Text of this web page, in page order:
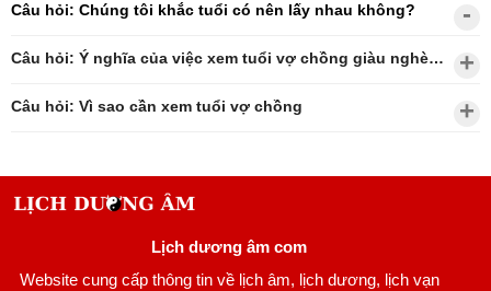
Câu hỏi: Chúng tôi khắc tuổi có nên lấy nhau không?
Câu hỏi: Ý nghĩa của việc xem tuổi vợ chồng giàu nghèo?
Câu hỏi: Vì sao cần xem tuổi vợ chồng
Lịch dương âm com
Website cung cấp thông tin về lịch âm, lịch dương, lịch vạn